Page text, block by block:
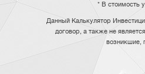
* В стоимость
Данный Калькулятор
договор, а также не
возникшие,